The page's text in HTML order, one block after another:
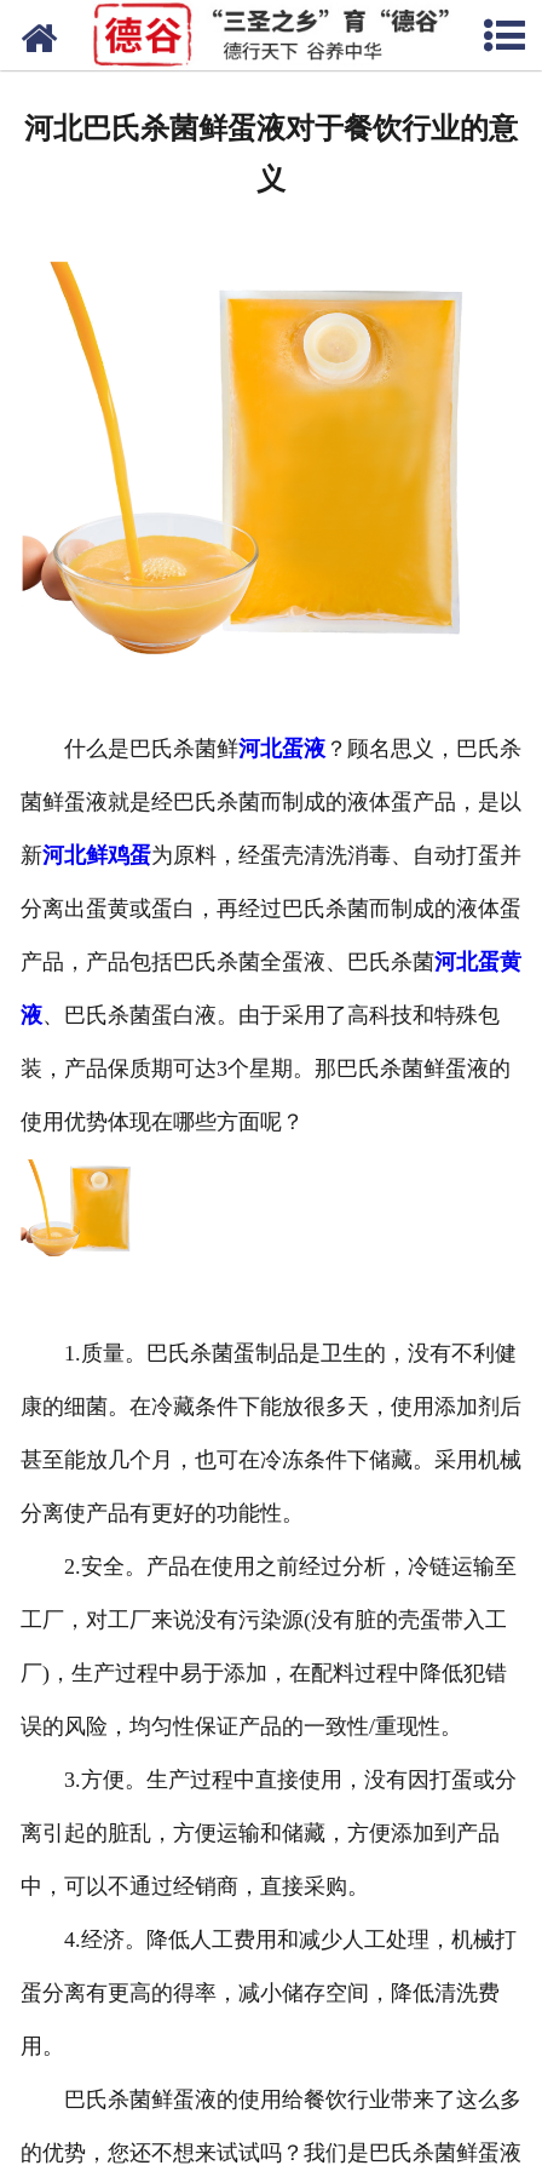
网站首页
新闻中心
招商加盟
河北巴氏杀菌鲜蛋液对于餐饮行业的意
义
什么是巴氏杀菌鲜河北蛋液？顾名思义，巴氏杀
菌鲜蛋液就是经巴氏杀菌而制成的液体蛋产品，是以
新河北鲜鸡蛋为原料，经蛋壳清洗消毒、自动打蛋并
分离出蛋黄或蛋白，再经过巴氏杀菌而制成的液体蛋
产品，产品包括巴氏杀菌全蛋液、巴氏杀菌河北蛋黄
液、巴氏杀菌蛋白液。由于采用了高科技和特殊包
装，产品保质期可达3个星期。那巴氏杀菌鲜蛋液的
使用优势体现在哪些方面呢？
1.质量。巴氏杀菌蛋制品是卫生的，没有不利健
康的细菌。在冷藏条件下能放很多天，使用添加剂后
甚至能放几个月，也可在冷冻条件下储藏。采用机械
分离使产品有更好的功能性。
2.安全。产品在使用之前经过分析，冷链运输至
工厂，对工厂来说没有污染源(没有脏的壳蛋带入工
厂)，生产过程中易于添加，在配料过程中降低犯错
误的风险，均匀性保证产品的一致性/重现性。
3.方便。生产过程中直接使用，没有因打蛋或分
离引起的脏乱，方便运输和储藏，方便添加到产品
中，可以不通过经销商，直接采购。
4.经济。降低人工费用和减少人工处理，机械打
蛋分离有更高的得率，减小储存空间，降低清洗费
用。
巴氏杀菌鲜蛋液的使用给餐饮行业带来了这么多
的优势，您还不想来试试吗？我们是巴氏杀菌鲜蛋液